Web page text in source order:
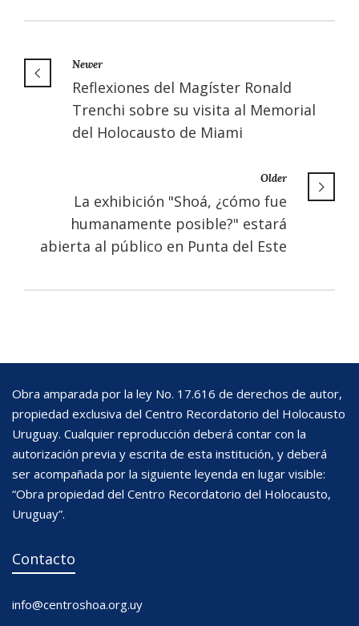
Newer
Reflexiones del Magíster Ronald
Trenchi sobre su visita al Memorial
del Holocausto de Miami
Older
La exhibición "Shoá, ¿cómo fue
humanamente posible?" estará
abierta al público en Punta del Este
Obra amparada por la ley No. 17.616 de derechos de autor,
propiedad exclusiva del Centro Recordatorio del Holocausto
Uruguay. Cualquier reproducción deberá contar con la
autorización previa y escrita de esta institución, y deberá
ser acompañada por la siguiente leyenda en lugar visible:
“Obra propiedad del Centro Recordatorio del Holocausto,
Uruguay”.
Contacto
info@centroshoa.org.uy